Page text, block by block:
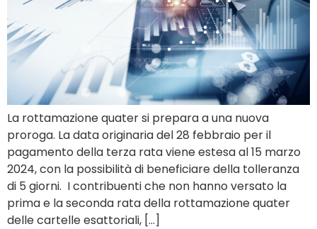
La rottamazione quater si prepara a una nuova
proroga. La data originaria del 28 febbraio per il
pagamento della terza rata viene estesa al 15 marzo
2024, con la possibilità di beneficiare della tolleranza
di 5 giorni. I contribuenti che non hanno versato la
prima e la seconda rata della rottamazione quater
delle cartelle esattoriali, […]